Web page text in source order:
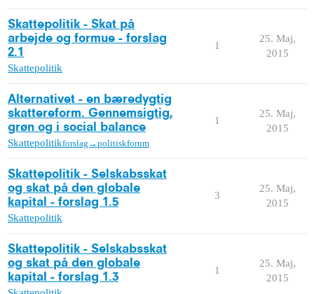
Skattepolitik - Skat på
arbejde og formue - forslag
2.1
Skattepolitik
1
25. Maj,
2015
Alternativet - en bæredygtig
skattereform. Gennemsigtig,
grøn og i social balance
Skattepolitikforslag→politiskforum
1
25. Maj,
2015
Skattepolitik - Selskabsskat
og skat på den globale
kapital - forslag 1.5
Skattepolitik
3
25. Maj,
2015
Skattepolitik - Selskabsskat
og skat på den globale
kapital - forslag 1.3
1
25. Maj,
2015